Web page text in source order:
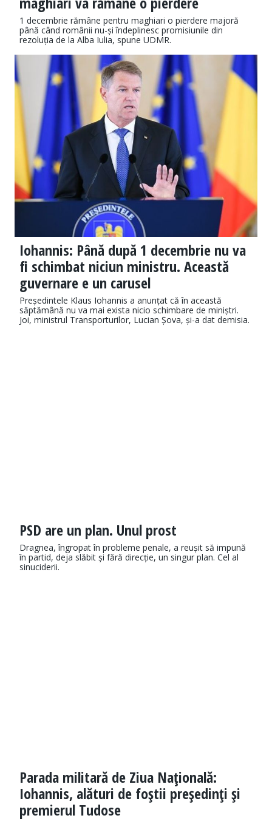
1 decembrie rămâne pentru maghiari o pierdere majoră
până când românii nu-și îndeplinesc promisiunile din
rezoluția de la Alba Iulia, spune UDMR.
Iohannis: Până după 1 decembrie nu va
fi schimbat niciun ministru. Această
guvernare e un carusel
Președintele Klaus Iohannis a anunțat că în această
săptămână nu va mai exista nicio schimbare de miniștri.
Joi, ministrul Transporturilor, Lucian Șova, și-a dat demisia.
PSD are un plan. Unul prost
Dragnea, îngropat în probleme penale, a reușit să impună
în partid, deja slăbit și fără direcție, un singur plan. Cel al
sinuciderii.
Parada militară de Ziua Naţională:
Iohannis, alături de foştii preşedinţi şi
premierul Tudose